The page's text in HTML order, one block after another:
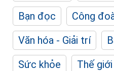
Bạn đọc
Công
Văn hóa - Giải trí
Sức khỏe
Thế giới